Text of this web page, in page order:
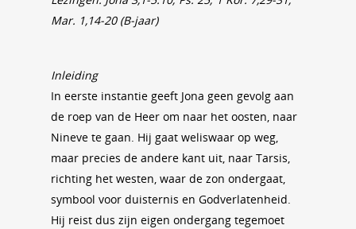
Mar. 1,14-20 (B-jaar)
Inleiding
In eerste instantie geeft Jona geen gevolg aan
de roep van de Heer om naar het oosten, naar
Nineve te gaan. Hij gaat weliswaar op weg,
maar precies de andere kant uit, naar Tarsis,
richting het westen, waar de zon ondergaat,
symbool voor duisternis en Godverlatenheid.
Hij reist dus zijn eigen ondergang tegemoet